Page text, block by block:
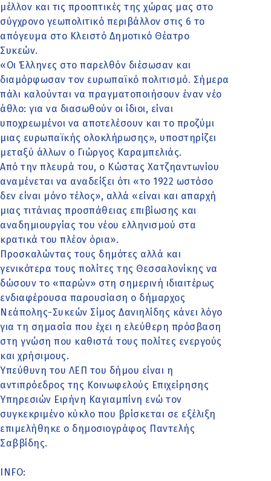
μέλλον και τις προοπτικές της χώρας μας στο
σύγχρονο γεωπολιτικό περιβάλλον στις 6 το
απόγευμα στο Κλειστό Δημοτικό Θέατρο
Συκεών.
«Οι Έλληνες στο παρελθόν διέσωσαν και
διαμόρφωσαν τον ευρωπαϊκό πολιτισμό. Σήμερα
πάλι καλούνται να πραγματοποιήσουν έναν νέο
άθλο: για να διασωθούν οι ίδιοι, είναι
υποχρεωμένοι να αποτελέσουν και το προζύμι
μιας ευρωπαϊκής ολοκλήρωσης», υποστηρίζει
μεταξύ άλλων ο Γιώργος Καραμπελιάς.
Από την πλευρά του, ο Κώστας Χατζηαντωνίου
αναμένεται να αναδείξει ότι «το 1922 ωστόσο
δεν είναι μόνο τέλος», αλλά «είναι και απαρχή
μιας τιτάνιας προσπάθειας επιβίωσης και
αναδημιουργίας του νέου ελληνισμού στα
κρατικά του πλέον όρια».
Προσκαλώντας τους δημότες αλλά και
γενικότερα τους πολίτες της Θεσσαλονίκης να
δώσουν το «παρών» στη σημερινή ιδιαιτέρως
ενδιαφέρουσα παρουσίαση ο δήμαρχος
Νεάπολης-Συκεών Σίμος Δανιηλίδης κάνει λόγο
για τη σημασία που έχει η ελεύθερη πρόσβαση
στη γνώση που καθιστά τους πολίτες ενεργούς
και χρήσιμους.
Υπεύθυνη του ΛΕΠ του δήμου είναι η
αντιπρόεδρος της Κοινωφελούς Επιχείρησης
Υπηρεσιών Ειρήνη Καγιαμπίνη ενώ τον
συγκεκριμένο κύκλο που βρίσκεται σε εξέλιξη
επιμελήθηκε ο δημοσιογράφος Παντελής
Σαββίδης.
INFO: